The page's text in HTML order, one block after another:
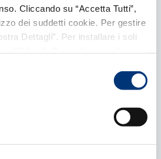
Cliccando su “Accetta Tutti”,
dei suddetti cookie. Per gestire
Dettagli”. Per installare i soli
posizionata in basso a
Culturale “Di Meo